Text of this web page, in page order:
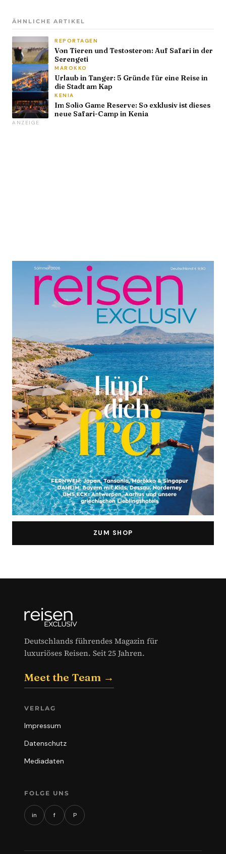
ZUM SHOP
ÄHNLICHE ARTIKEL
REPORTAGEN
Von Tieren und Testosteron: Auf Safari in der
Serengeti
MAROKKO
Urlaub in Tanger: 5 Gründe für eine Reise in
die Stadt am Kap
KENIA
Im Solio Game Reserve: So exklusiv ist dieses
neue Safari-Camp in Kenia
ANZEIGE
Deutschlands führendes Magazin für
luxuriöses Reisen. Seit 25 Jahren.
Meet the Team →
VERLAG
Impressum
Datenschutz
Mediadaten
FOLGE UNS
in f P